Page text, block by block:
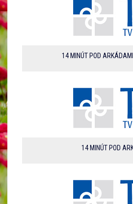
14 MINÚT POD
14 MINÚT POD